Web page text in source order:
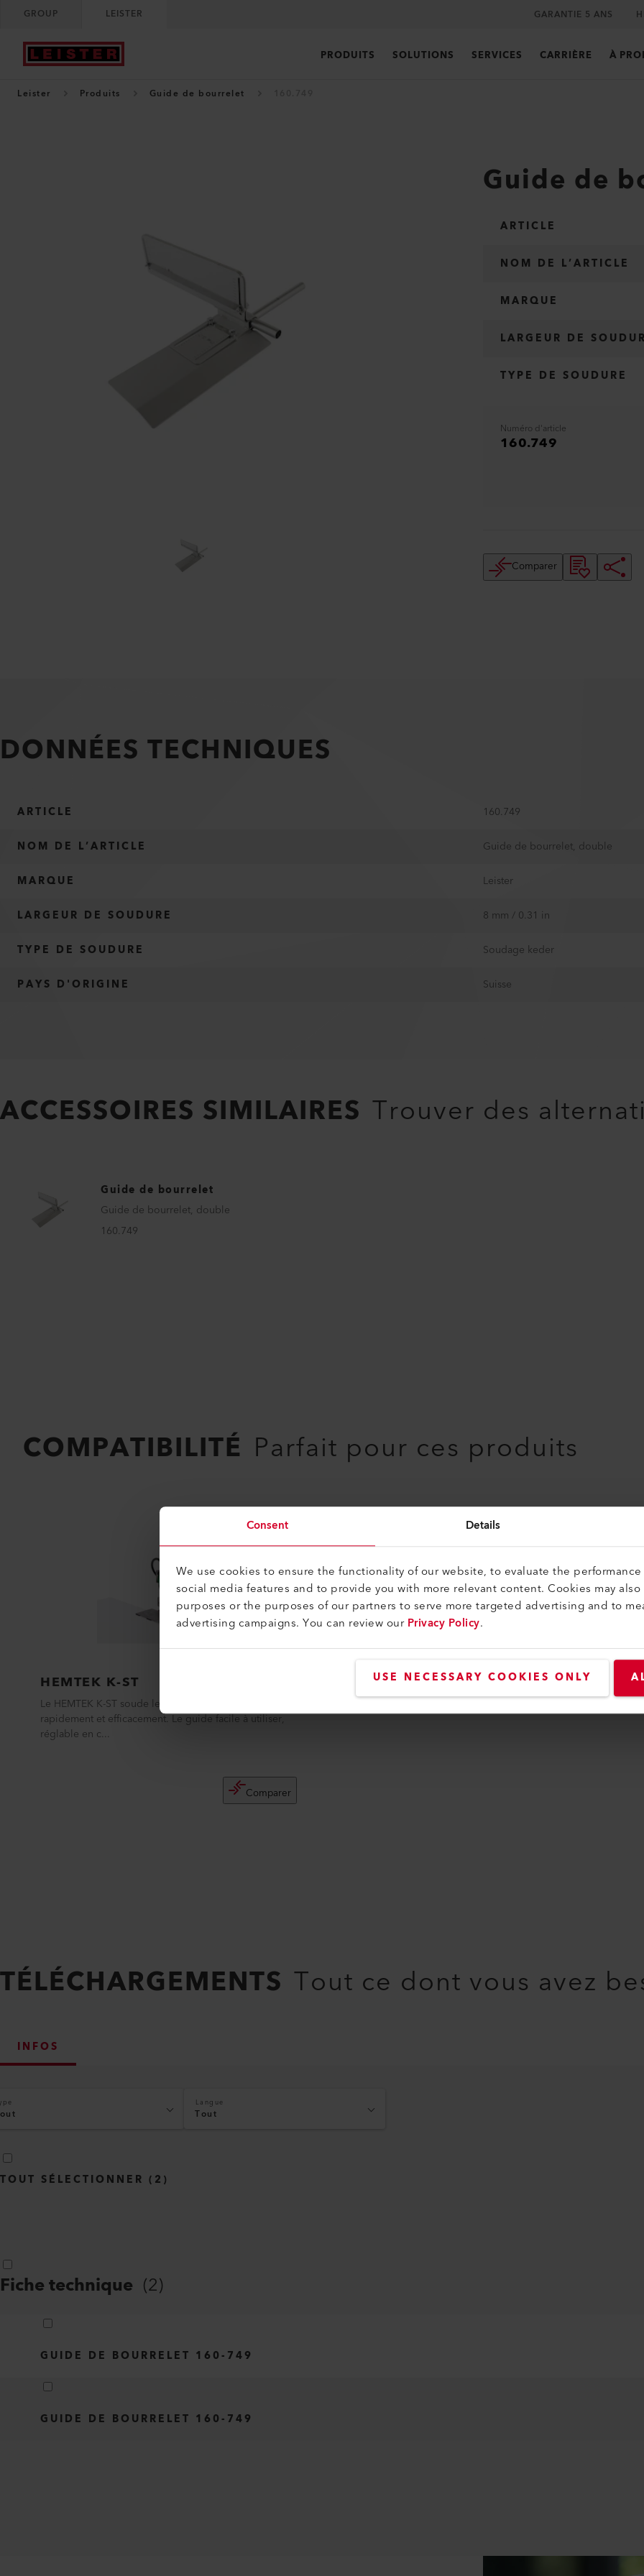
Consent Details
We use cookies to ensure the functionality of our website, to evaluate the
social media features and to provide you with more relevant content. Cookies may
purposes or the purposes of our partners to serve more targeted advertising and to
advertising campaigns. You can review ourPrivacy Policy.
USE NECESSARY COOKIES ONLY
GROUP LEISTER GARANTIE 5 ANS
PRODUITS SOLUTIONS SERVICES CARRIÈRE À
Leister Produits Guide de bourrelet
Guide de
ARTICLE
NOM DE L’ARTICLE
MARQUE
LARGEUR DE
TYPE DE SOUDURE
Numéro d'article
160.749
Comparer
DONNÉES TECHNIQUES
ARTICLE
160.749
NOM DE L’ARTICLE
Guide de bourrelet, double
MARQUE
Leister
LARGEUR DE SOUDURE
8 mm / 0.31 in
TYPE DE SOUDURE
Soudage keder
PAYS D'ORIGINE
Suisse
ACCESSOIRES SIMILAIRES Trouver des
Guide de bourrelet
Guide de bourrelet, double
160.749
COMPATIBILITÉ Parfait pour ces produits
HEMTEK K-ST
Le HEMTEK K-ST soude les tuyauteries préfabriquées
rapidement et efficacement. Le guide facile à utiliser,
réglable en c...
Comparer
TÉLÉCHARGEMENTS Tout ce dont vous avez
INFOS
Langue
Tout
TOUT SÉLECTIONNER ( 2 )
Fiche technique (2)
GUIDE DE BOURRELET 160-749
GUIDE DE BOURRELET 160-749